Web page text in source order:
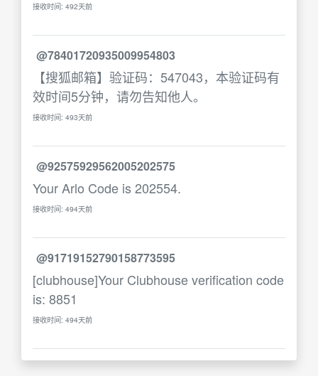
接收时间: 492天前
@78401720935009954803
【搜狐邮箱】验证码：547043，本验证码有
效时间5分钟，请勿告知他人。
接收时间: 493天前
@92575929562005202575
Your Arlo Code is 202554.
接收时间: 494天前
@91719152790158773595
[clubhouse]Your Clubhouse verification code
is: 8851
接收时间: 494天前